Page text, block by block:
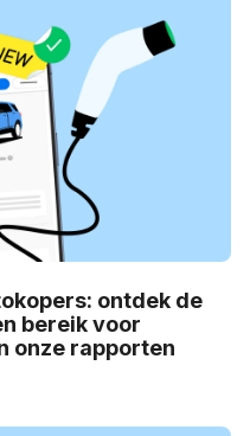
ontdek de
bereik voor
onze rapporten